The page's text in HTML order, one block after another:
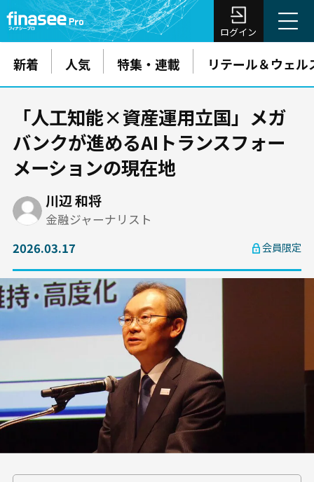
ログイン
新着 人気 特集・連載 リテール＆ウェル
「人工知能×資産運用立国」メガ
バンクが進めるAIトランスフォー
メーションの現在地
川辺 和将
金融ジャーナリスト
2026.03.17
会員限定